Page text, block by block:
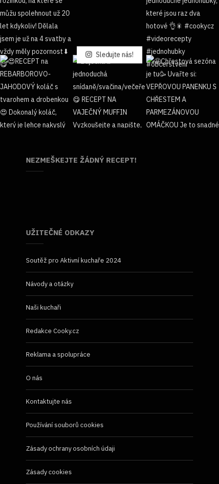
Sledujte nás!
NEZMEŠKEJTE ŽÁDNÝ RECEPT!
UŽITEČNÉ ODKAZY
Soutěž pro Aktivní kuchaře 2024
Návody a otázky
Naši kuchaři
Redakce Cooky.cz
Reklama a spolupráce
O nás
Kontaktujte nás
Používání souborů cookies
Zásady ochrany osobních údaji
Zásady cookies